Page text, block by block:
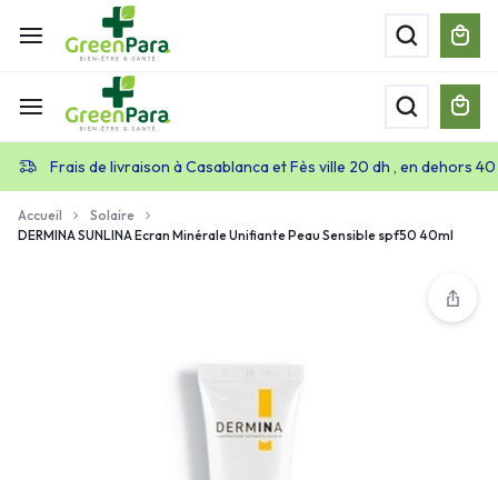
Frais de livraison à Casablanca et Fès ville 20 dh , en dehors
Accueil
Solaire
DERMINA SUNLINA Ecran Minérale Unifiante Peau Sensible spf50 40ml